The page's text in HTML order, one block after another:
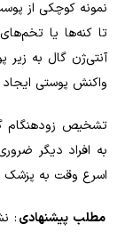
نمونه کوچکی از
تا کنه‌ها یا
آنتی‌ژن گال به
واکنش پوستی
تشخیص زودهنگام
به افراد دیگر
اسرع وقت به پزشک
مطلب پیشنهادی: